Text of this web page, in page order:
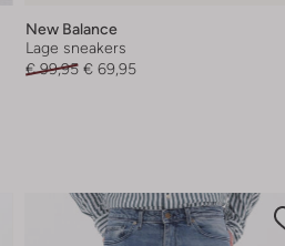
New Balance
Lage sneakers
€ 99,95 € 69,95